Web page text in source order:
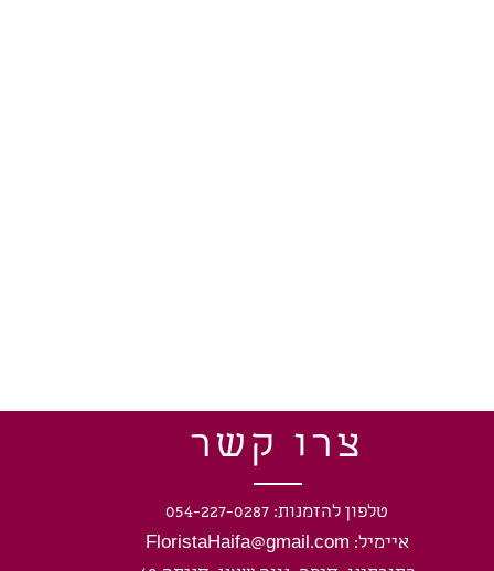
צרו קשר
טלפון להזמנות: 054-227-0287
איימיל: FloristaHaifa@gmail.com